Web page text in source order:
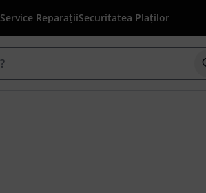
Service ReparațiiSecuritatea Plaților